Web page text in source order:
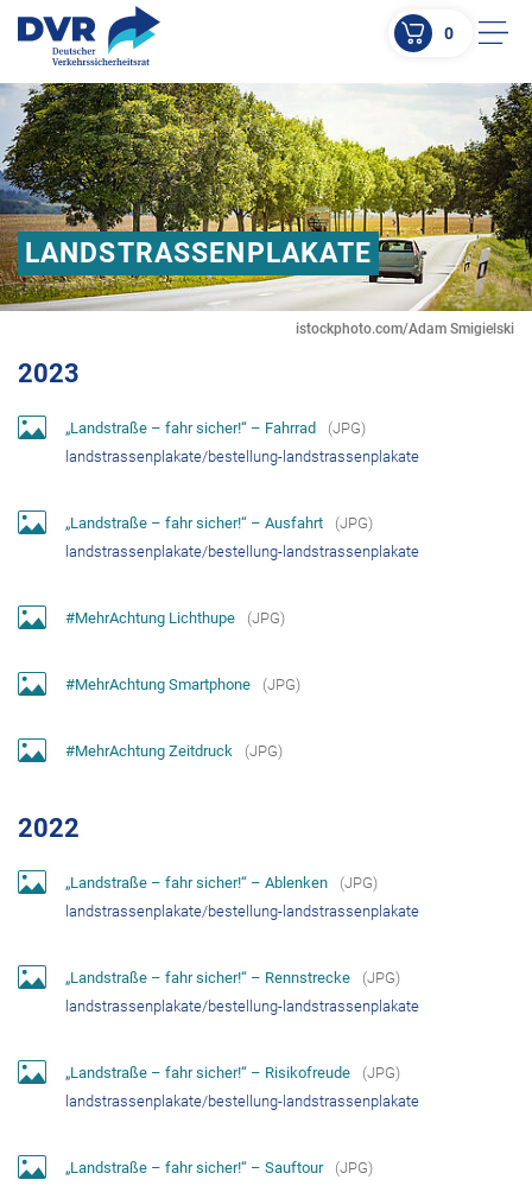
ZUM HAUPTINHALT SPRINGEN
ZUR SUCHE SPRINGEN
0
istockphoto.com/Adam Smigielski
LANDSTRASSEN­PLAKATE
2023
„Landstraße – fahr sicher!“ – Fahrrad (JPG)
landstrassenplakate/bestellung-landstrassenplakate
„Landstraße – fahr sicher!“ – Ausfahrt (JPG)
landstrassenplakate/bestellung-landstrassenplakate
#MehrAchtung Lichthupe (JPG)
#MehrAchtung Smartphone (JPG)
#MehrAchtung Zeitdruck (JPG)
2022
„Landstraße – fahr sicher!“ – Ablenken (JPG)
landstrassenplakate/bestellung-landstrassenplakate
„Landstraße – fahr sicher!“ – Rennstrecke (JPG)
landstrassenplakate/bestellung-landstrassenplakate
„Landstraße – fahr sicher!“ – Risikofreude (JPG)
landstrassenplakate/bestellung-landstrassenplakate
„Landstraße – fahr sicher!“ – Sauftour (JPG)